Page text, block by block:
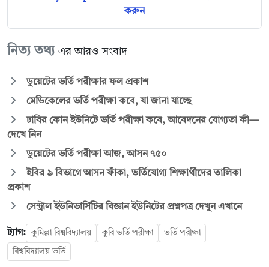
করুন
নিত্য তথ্য এর আরও সংবাদ
ডুয়েটের ভর্তি পরীক্ষার ফল প্রকাশ
মেডিকেলের ভর্তি পরীক্ষা কবে, যা জানা যাচ্ছে
ঢাবির কোন ইউনিটে ভর্তি পরীক্ষা কবে, আবেদনের যোগ্যতা কী—
দেখে নিন
ডুয়েটের ভর্তি পরীক্ষা আজ, আসন ৭৫০
ইবির ৯ বিভাগে আসন ফাঁকা, ভর্তিযোগ্য শিক্ষার্থীদের তালিকা
প্রকাশ
সেন্ট্রাল ইউনিভার্সিটির বিজ্ঞান ইউনিটের প্রশ্নপত্র দেখুন এখানে
ট্যাগ: কুমিল্লা বিশ্ববিদ্যালয় কুবি ভর্তি পরীক্ষা ভর্তি পরীক্ষা
বিশ্ববিদ্যালয় ভর্তি